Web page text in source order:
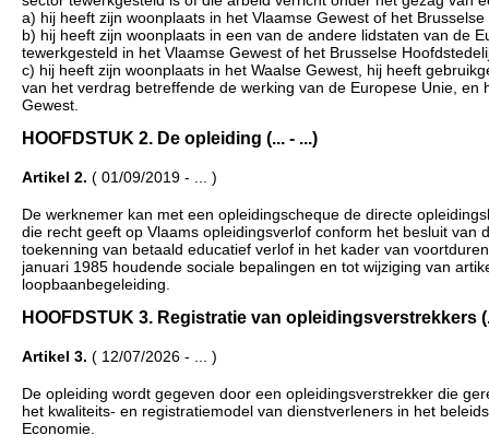
a) hij heeft zijn woonplaats in het Vlaamse Gewest of het
b) hij heeft zijn woonplaats in een van de andere lidstaten van de
tewerkgesteld in het Vlaamse Gewest of het Brusselse
c) hij heeft zijn woonplaats in het Waalse Gewest, hij heeft
van het verdrag betreffende de werking van de Europese Unie,
Gewest.
HOOFDSTUK 2. De opleiding (... - ...)
Artikel 2. ( 01/09/2019 - ... )
De werknemer kan met een opleidingscheque de directe
die recht geeft op Vlaams opleidingsverlof conform het besluit
toekenning van betaald educatief verlof in het kader van
januari 1985 houdende sociale bepalingen en tot wijziging van
loopbaanbegeleiding.
HOOFDSTUK 3. Registratie van opleidingsverstrekkers
Artikel 3. ( 12/07/2026 - ... )
De opleiding wordt gegeven door een opleidingsverstrekker die
het kwaliteits- en registratiemodel van dienstverleners in het
Economie.